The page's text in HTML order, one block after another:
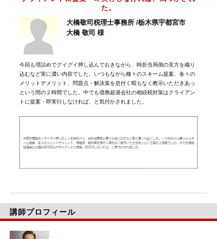
た。
大橋敬司税理士事務所 /栃木県宇都宮市
大橋 敬司 様
今回も理詰めでグイグイ押し込んでおきながら、時折当局側の見方を織り
込むなど実に濃い内容でした。いつもながら種々のスキーム提案、各々の
メリットデメリット、問題点・解決策を息付く暇もなく教示いただきあっ
という間の２時間でした。中でも債務超過会社の相続税対策はクライアン
トに提案・即実行しなければ、と気付かされました。
講師プロフィール